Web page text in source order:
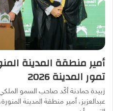
أمير منطقة المدينة
تمور المدينة 2026
زبيدة حمادنة أكّد صاحب السمو
عبدالعزيز، أمير منطقة المدينة